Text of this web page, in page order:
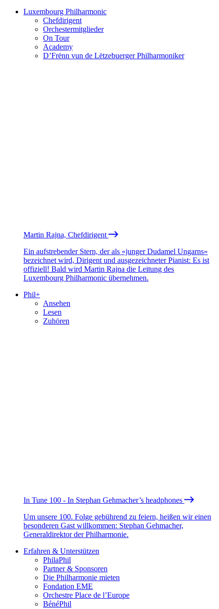
Luxembourg Philharmonic
Chefdirigent
Orchestermitglieder
On Tour
Academy
D’Frënn vun de Lëtzebuerger Philharmoniker
Martin Rajna, Chefdirigent
Ein aufstrebender Stern, der als «junger Dudamel Ungarns»
bezeichnet wird, Dirigent und ausgezeichneter Pianist: Es ist
offiziell! Bald wird Martin Rajna die Leitung des
Luxembourg Philharmonic übernehmen.
Phil+
Ansehen
Lesen
Zuhören
In Tune 100 - In Stephan Gehmacher’s headphones
Um unsere 100. Folge gebührend zu feiern, heißen wir einen
besonderen Gast willkommen: Stephan Gehmacher,
Generaldirektor der Philharmonie.
Erfahren & Unterstützen
PhilaPhil
Partner & Sponsoren
Die Philharmonie mieten
Fondation EME
Orchestre Place de l’Europe
BénéPhil